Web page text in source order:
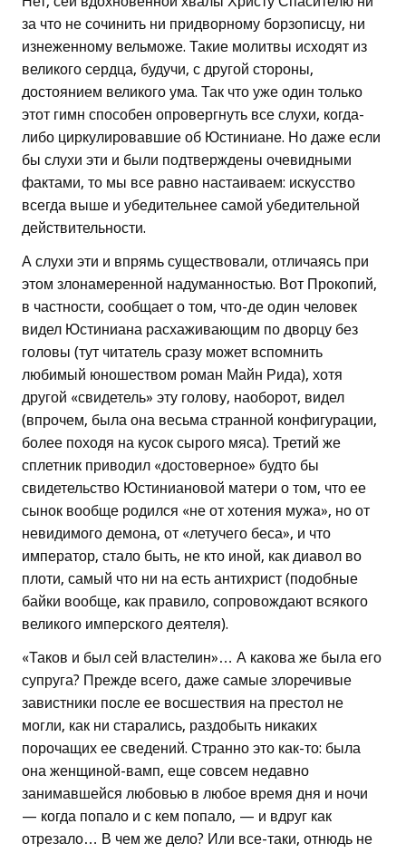
за что не сочинить ни придворному борзописцу, ни
изнеженному вельможе. Такие молитвы исходят из
великого сердца, будучи, с другой стороны,
достоянием великого ума. Так что уже один только
этот гимн способен опровергнуть все слухи, когда-
либо циркулировавшие об Юстиниане. Но даже если
бы слухи эти и были подтверждены очевидными
фактами, то мы все равно настаиваем: искусство
всегда выше и убедительнее самой убедительной
действительности.
А слухи эти и впрямь существовали, отличаясь при
этом злонамеренной надуманностью. Вот Прокопий,
в частности, сообщает о том, что-де один человек
видел Юстиниана расхаживающим по дворцу без
головы (тут читатель сразу может вспомнить
любимый юношеством роман Майн Рида), хотя
другой «свидетель» эту голову, наоборот, видел
(впрочем, была она весьма странной конфигурации,
более походя на кусок сырого мяса). Третий же
сплетник приводил «достоверное» будто бы
свидетельство Юстиниановой матери о том, что ее
сынок вообще родился «не от хотения мужа», но от
невидимого демона, от «летучего беса», и что
император, стало быть, не кто иной, как диавол во
плоти, самый что ни на есть антихрист (подобные
байки вообще, как правило, сопровождают всякого
великого имперского деятеля).
«Таков и был сей властелин»… А какова же была его
супруга? Прежде всего, даже самые злоречивые
завистники после ее восшествия на престол не
могли, как ни старались, раздобыть никаких
порочащих ее сведений. Странно это как-то: была
она женщиной-вамп, еще совсем недавно
занимавшейся любовью в любое время дня и ночи
— когда попало и с кем попало, — и вдруг как
отрезало… В чем же дело? Или все-таки, отнюдь не